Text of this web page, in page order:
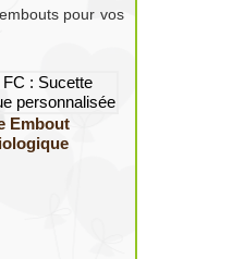
pour vos
Embout